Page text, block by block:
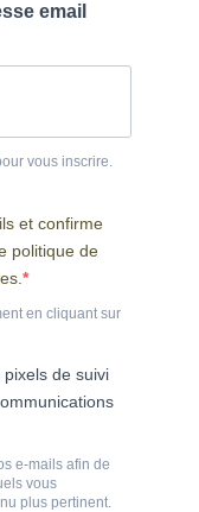
email
vous inscrire.
et confirme
politique de
en cliquant sur
de suivi
e-mails afin de
vous
plus pertinent.